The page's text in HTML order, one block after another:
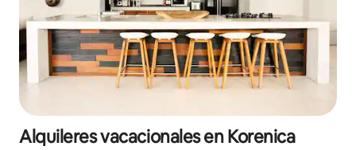
Alquileres vacacionales en Korenica